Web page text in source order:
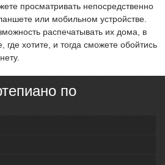
просматривать непосредственно
или мобильном устройстве.
распечатывать их дома, в
хотите, и тогда сможете обойтись
по